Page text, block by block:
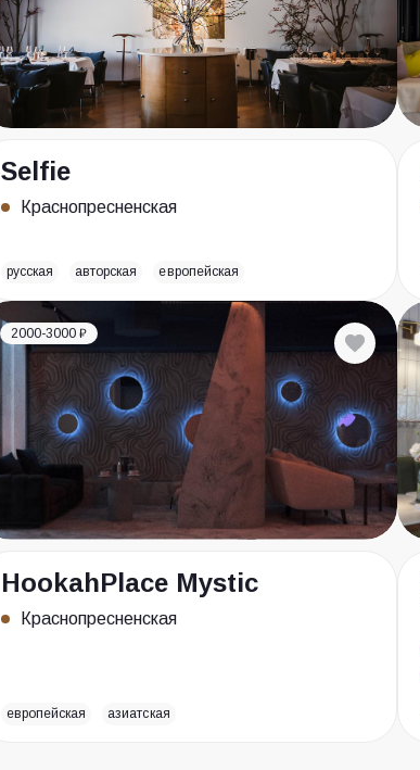
Selfie
Краснопресненская
русская авторская европейская
2000-3000 ₽
HookahPlace Mystic
Краснопресненская
европейская азиатская